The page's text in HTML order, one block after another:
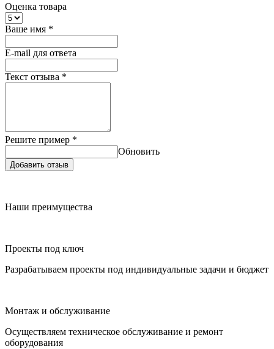
Оценка товара
Ваше имя *
E-mail для ответа
Текст отзыва *
Решите пример *
Обновить
Добавить отзыв
Наши преимущества
Проекты под ключ
Разрабатываем проекты под индивидуальные задачи и бюджет
Монтаж и обслуживание
Осуществляем техническое обслуживание и ремонт
оборудования